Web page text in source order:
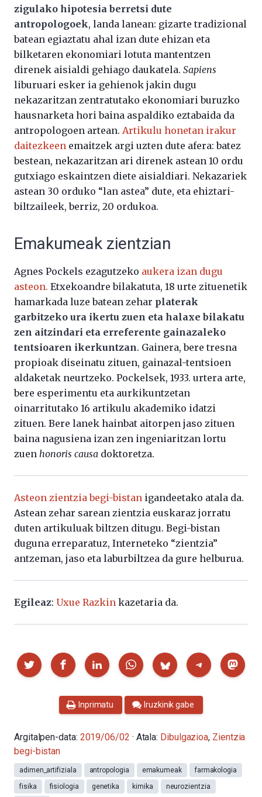
zigulako hipotesia berretsi dute
antropologoek, landa lanean: gizarte tradizional
batean egiaztatu ahal izan dute ehizan eta
bilketaren ekonomiari lotuta mantentzen
direnek aisialdi gehiago daukatela. Sapiens
liburuari esker ia gehienok jakin dugu
nekazaritzan zentratutako ekonomiari buruzko
hausnarketa hori baina aspaldiko eztabaida da
antropologoen artean. Artikulu honetan irakur
daitezkeen emaitzek argi uzten dute afera: batez
bestean, nekazaritzan ari direnek astean 10 ordu
gutxiago eskaintzen diete aisialdiari. Nekazariek
astean 30 orduko “lan astea” dute, eta ehiztari-
biltzaileek, berriz, 20 ordukoa.
Emakumeak zientzian
Agnes Pockels ezagutzeko aukera izan dugu
asteon. Etxekoandre bilakatuta, 18 urte zituenetik
hamarkada luze batean zehar platerak
garbitzeko ura ikertu zuen eta halaxe bilakatu
zen aitzindari eta erreferente gainazaleko
tentsioaren ikerkuntzan. Gainera, bere tresna
propioak diseinatu zituen, gainazal-tentsioen
aldaketak neurtzeko. Pockelsek, 1933. urtera arte,
bere esperimentu eta aurkikuntzetan
oinarritutako 16 artikulu akademiko idatzi
zituen. Bere lanek hainbat aitorpen jaso zituen
baina nagusiena izan zen ingeniaritzan lortu
zuen honoris causa doktoretza.
Asteon zientzia begi-bistan igandeetako atala da.
Astean zehar sarean zientzia euskaraz jorratu
duten artikuluak biltzen ditugu. Begi-bistan
duguna erreparatuz, Interneteko “zientzia”
antzeman, jaso eta laburbiltzea da gure helburua.
Egileaz: Uxue Razkin kazetaria da.
Partekatu
Inprimatu Iruzkinik gabe
Argitalpen-data: 2019/06/02 · Atala: Dibulgazioa, Zientzia
begi-bistan
adimen_artifiziala antropologia emakumeak
farmakologia
fisika
fisiologia genetika kimika
neurozientzia